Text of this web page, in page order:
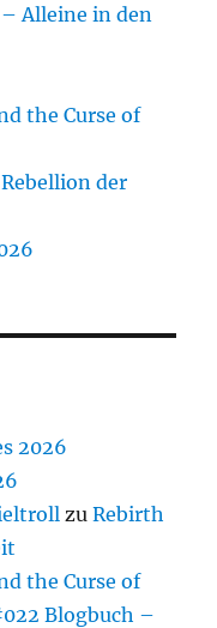
Alleine in den
the Curse of
der
2026
zuRebirth
the Curse of
Blogbuch –